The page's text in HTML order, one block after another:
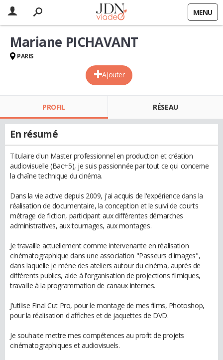
MENU
Ajouter
Mariane PICHAVANT
PARIS
PROFIL RÉSEAU
En résumé
Titulaire d'un Master professionnel en production et création
audiovisuelle (Bac+5), je suis passionnée par tout ce qui concerne
la chaîne technique du cinéma.
Dans la vie active depuis 2009, j'ai acquis de l'expérience dans la
réalisation de documentaire, la conception et le suivi de courts
métrage de fiction, participant aux différentes démarches
administratives, aux tournages, aux montages.
Je travaille actuellement comme intervenante en réalisation
cinématographique dans une association "Passeurs d'images",
dans laquelle je mène des ateliers autour du cinéma, auprès de
différents publics, aide à l'organisation de projections filmiques,
travaille à la programmation de canaux internes.
J'utilise Final Cut Pro, pour le montage de mes films, Photoshop,
pour la réalisation d'affiches et de jaquettes de DVD.
Je souhaite mettre mes compétences au profit de projets
cinématographiques et audiovisuels.